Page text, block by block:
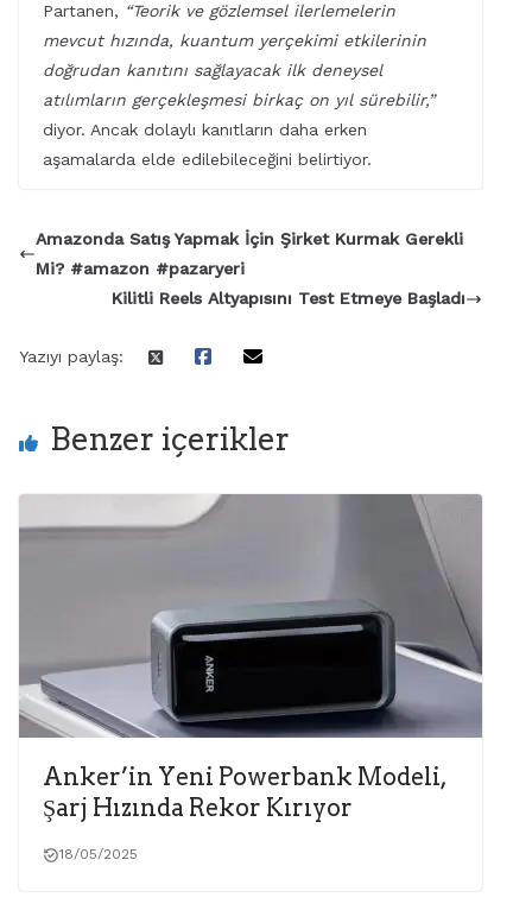
Partanen, “Teorik ve gözlemsel ilerlemelerin
mevcut hızında, kuantum yerçekimi etkilerinin
doğrudan kanıtını sağlayacak ilk deneysel
atılımların gerçekleşmesi birkaç on yıl sürebilir,”
diyor. Ancak dolaylı kanıtların daha erken
aşamalarda elde edilebileceğini belirtiyor.
Amazonda Satış Yapmak İçin Şirket Kurmak Gerekli
Mi? #amazon #pazaryeri
Kilitli Reels Altyapısını Test Etmeye Başladı
Yazıyı paylaş:
Benzer içerikler
Anker’in Yeni Powerbank Modeli,
Şarj Hızında Rekor Kırıyor
18/05/2025